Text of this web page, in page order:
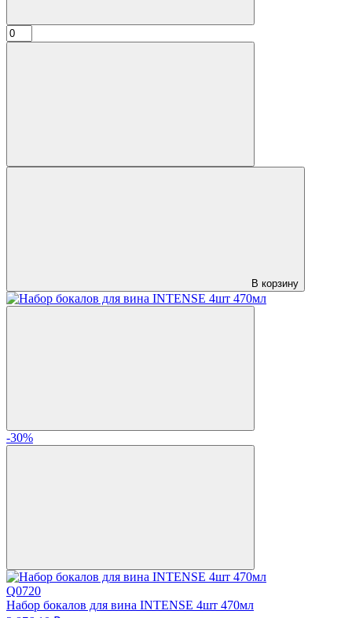
В корзину
-30%
Q0720
Набор бокалов для вина INTENSE 4шт 470мл